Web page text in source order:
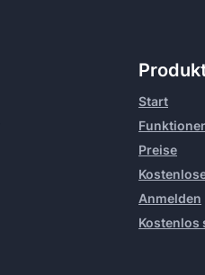
Start
Preise
Anmelden
Kostenlos